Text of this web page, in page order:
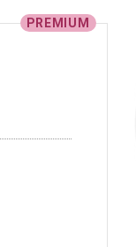
PREMIUM